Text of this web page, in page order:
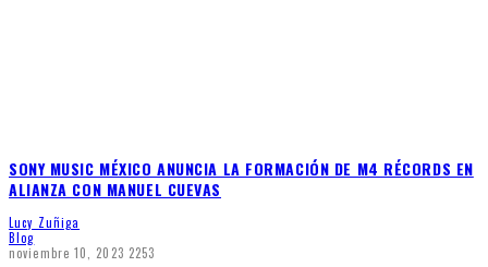
SONY MUSIC MÉXICO ANUNCIA LA FORMACIÓN DE M4 RÉCORDS EN
ALIANZA CON MANUEL CUEVAS
Lucy Zuñiga
Blog
noviembre 10, 2023 2253